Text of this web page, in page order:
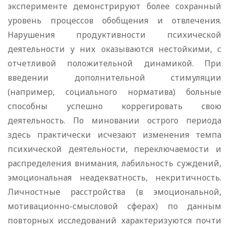
эксперименте демонстрируют более сохранный
уровень процессов обобщения и отвлечения.
Нарушения продуктивности психической
деятельности у них оказываются нестойкими, с
отчетливой положительной динамикой. При
введении дополнительной стимуляции
(например, социального норматива) больные
способны успешно коррегировать свою
деятельность. По миновании острого периода
здесь практически исчезают изменения темпа
психической деятельности, переключаемости и
распределения внимания, лабильность суждений,
эмоциональная неадекватность, некритичность.
Личностные расстройства (в эмоциональной,
мотивационно-смысловой сферах) по данным
повторных исследований характеризуются почти